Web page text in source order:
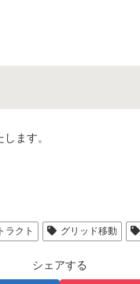
ます。
ラクト グリッド移動
シェアする